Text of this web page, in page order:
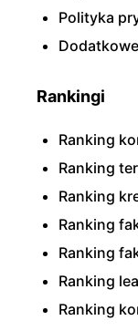
Polityka
Rankingi
Ranking
Ranking
Ranking
Ranking
Ranking
Ranking
Ranking